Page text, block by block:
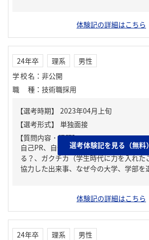
体験記の詳細はこちら
24年卒 理系
男性
学校名 ： 非公開
職種 ： 技術職採用
【質問内容・課題】
自己PR、自分の強み/弱み、周りからど
る？、ガクチカ（学生時代に力を入れた
協力した出来事、なぜ今の大学、学部を
選考体験記を見る（無料）
体験記の詳細はこちら
24年卒 理系
男性